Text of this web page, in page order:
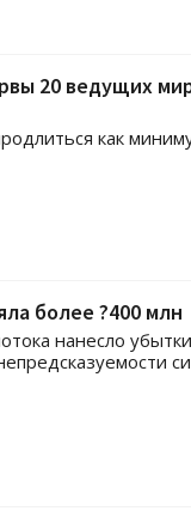
20 ведущих
как
более ?400 млн
нанесло